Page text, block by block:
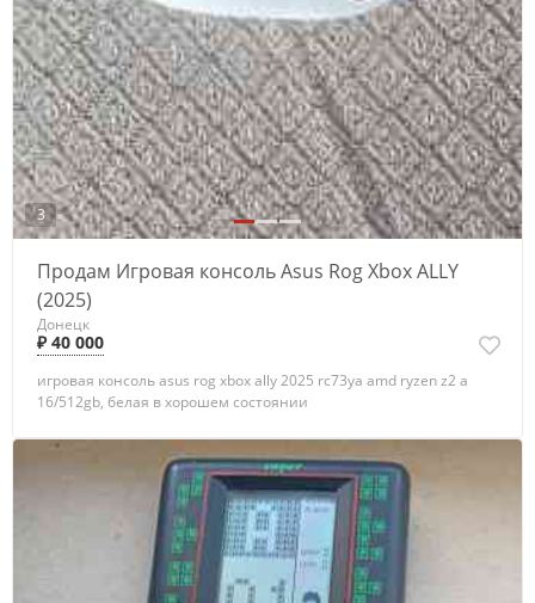
3
Продам Игровая консоль Asus Rog Xbox ALLY
(2025)
Донецк
₽ 40 000
игровая консоль asus rog xbox ally 2025 rc73ya amd ryzen z2 a
16/512gb, белая в хорошем состоянии